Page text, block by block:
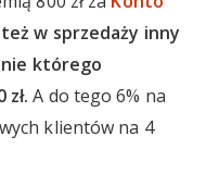
w sprzedaży inny
którego
A do tego 6% na
klientów na 4